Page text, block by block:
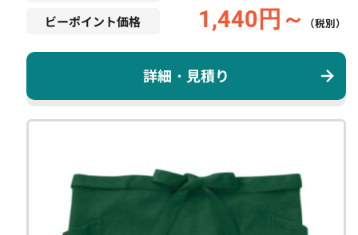
ビーポイント価格 1,440円～ （税別）
詳細・見積り